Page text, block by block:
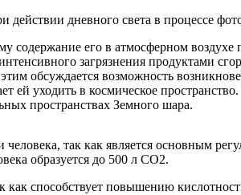
действии дневного света в процессе
содержание его в атмосферном
загрязнения продуктами
обсуждается возможность
ей уходить в космическое
пространствах Земного шара.
так как является основным
образуется до 500 л CO2.
способствует повышению